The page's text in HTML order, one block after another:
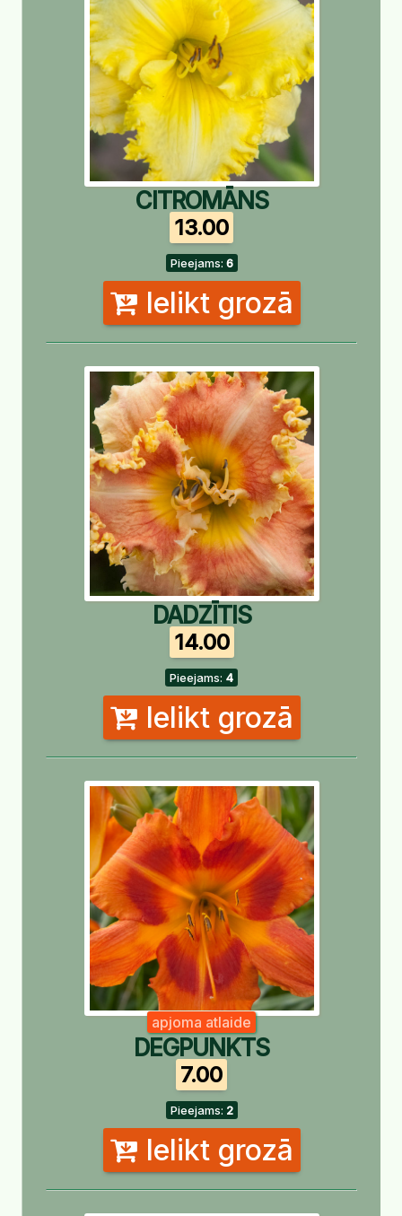
CITROMĀNS
13.00
Pieejams: 6
Ielikt grozā
DADZĪTIS
14.00
Pieejams: 4
Ielikt grozā
apjoma atlaide
DEGPUNKTS
7.00
Pieejams: 2
Ielikt grozā